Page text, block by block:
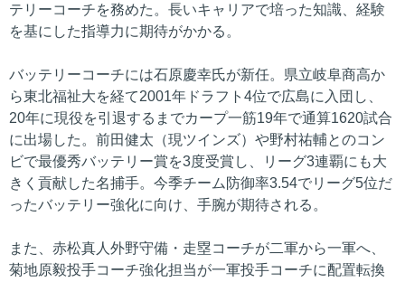
テリーコーチを務めた。長いキャリアで培った知識、経験
を基にした指導力に期待がかかる。
バッテリーコーチには石原慶幸氏が新任。県立岐阜商高か
ら東北福祉大を経て2001年ドラフト4位で広島に入団し、
20年に現役を引退するまでカープ一筋19年で通算1620試合
に出場した。前田健太（現ツインズ）や野村祐輔とのコン
ビで最優秀バッテリー賞を3度受賞し、リーグ3連覇にも大
きく貢献した名捕手。今季チーム防御率3.54でリーグ5位だ
ったバッテリー強化に向け、手腕が期待される。
また、赤松真人外野守備・走塁コーチが二軍から一軍へ、
菊地原毅投手コーチ強化担当が一軍投手コーチに配置転換